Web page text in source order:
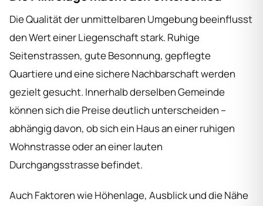
Die Qualität der unmittelbaren Umgebung beeinflusst
den Wert einer Liegenschaft stark. Ruhige
Seitenstrassen, gute Besonnung, gepflegte
Quartiere und eine sichere Nachbarschaft werden
gezielt gesucht. Innerhalb derselben Gemeinde
können sich die Preise deutlich unterscheiden –
abhängig davon, ob sich ein Haus an einer ruhigen
Wohnstrasse oder an einer lauten
Durchgangsstrasse befindet.
Auch Faktoren wie Höhenlage, Ausblick und die Nähe